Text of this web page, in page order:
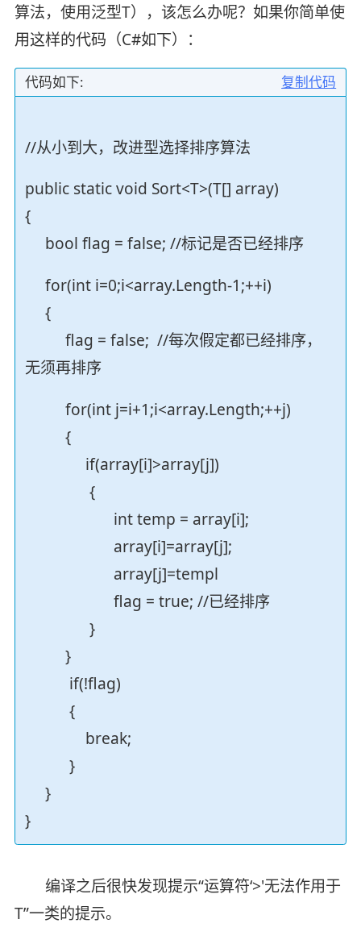
算法，使用泛型T），该怎么办呢？如果你简单使
用这样的代码（C#如下）：
复制代码
代码如下:
//从小到大，改进型选择排序算法
public static void Sort<T>(T[] array)
{
bool flag = false; //标记是否已经排序
for(int i=0;i<array.Length-1;++i)
{
flag = false; //每次假定都已经排序，
无须再排序
for(int j=i+1;i<array.Length;++j)
{
if(array[i]>array[j])
{
int temp = array[i];
array[i]=array[j];
array[j]=templ
flag = true; //已经排序
}
}
if(!flag)
{
break;
}
}
}
编译之后很快发现提示“运算符‘>'无法作用于
T”一类的提示。